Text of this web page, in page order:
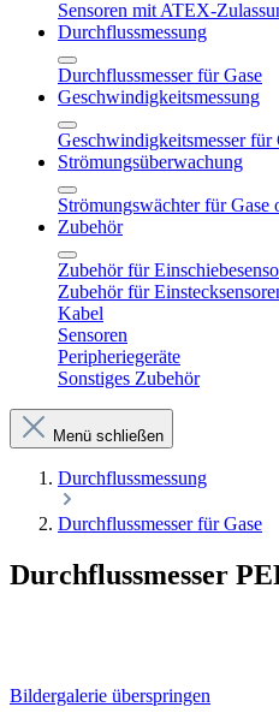
Sensoren mit ATEX-
Durchflussmessung
Durchflussmesser für Gase
Geschwindigkeitsmessung
Geschwindigkeitsmesser für
Strömungsüberwachung
Strömungswächter für Gase
Zubehör
Zubehör für
Zubehör für
Kabel
Sensoren
Peripheriegeräte
Sonstiges Zubehör
Menü schließen
Durchflussmessung
Durchflussmesser für Gase
Durchflussmesser
Bildergalerie überspringen